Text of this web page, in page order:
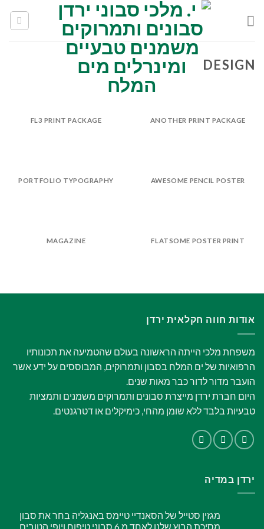
DESIGN
ANOTHER PRINT PACKAGE
FL3 PRINT PACKAGE
AWESOME PENCIL POSTER
PORTFOLIO TYPOGRAPHY
FLATSOME POSTER PRINT
MAGAZINE
אודות חווה חקלאית ירדן
משפחת מלכי הייתה הראשונה בעולם שהטמיעה את תכונותיו
הרפואיות של ים המלח בסבון ותמרוקים, המבוססים על ידע אשר
הועבר מדור לדור כבר מאות שנים.
היום חברת ירדן מייצרת סבונים ותמרוקים משמנים ותמציות
טבעיות בלבד ללא שומן מהחי, כימיקלים או דטרגנטים.
ירדן במדיה
מגזין סטייל של הסאנדיי טיימס באנגליה בחר את סבון
מסיכת הבוץ שלנו לאחד מ 6 סבוני טיפוח ויופי הטובים